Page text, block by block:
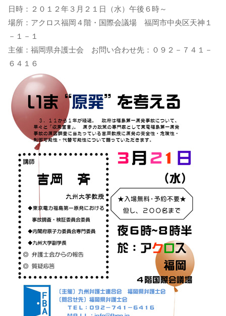
日時：２０１２年３月２１日（水）午後６時～
場所：アクロス福岡４階・国際会議場 福岡市中央区天神１
－１－１
主催：福岡県弁護士会 お問い合わせ先：０９２－７４１－
６４１６